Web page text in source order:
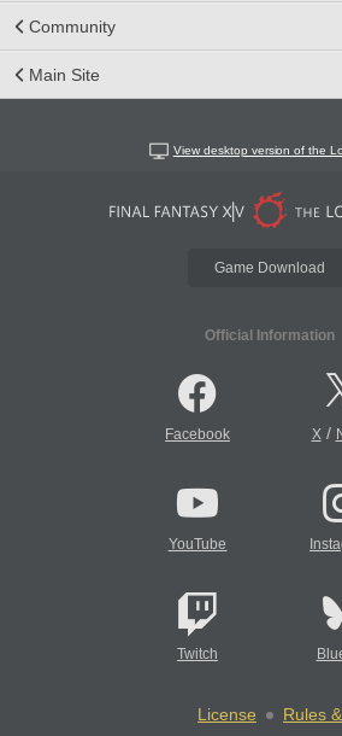
Community
Main Site
View desktop version of the
Game Download
Official Information
Facebook X/
YouTube
Twitch
License
Rules